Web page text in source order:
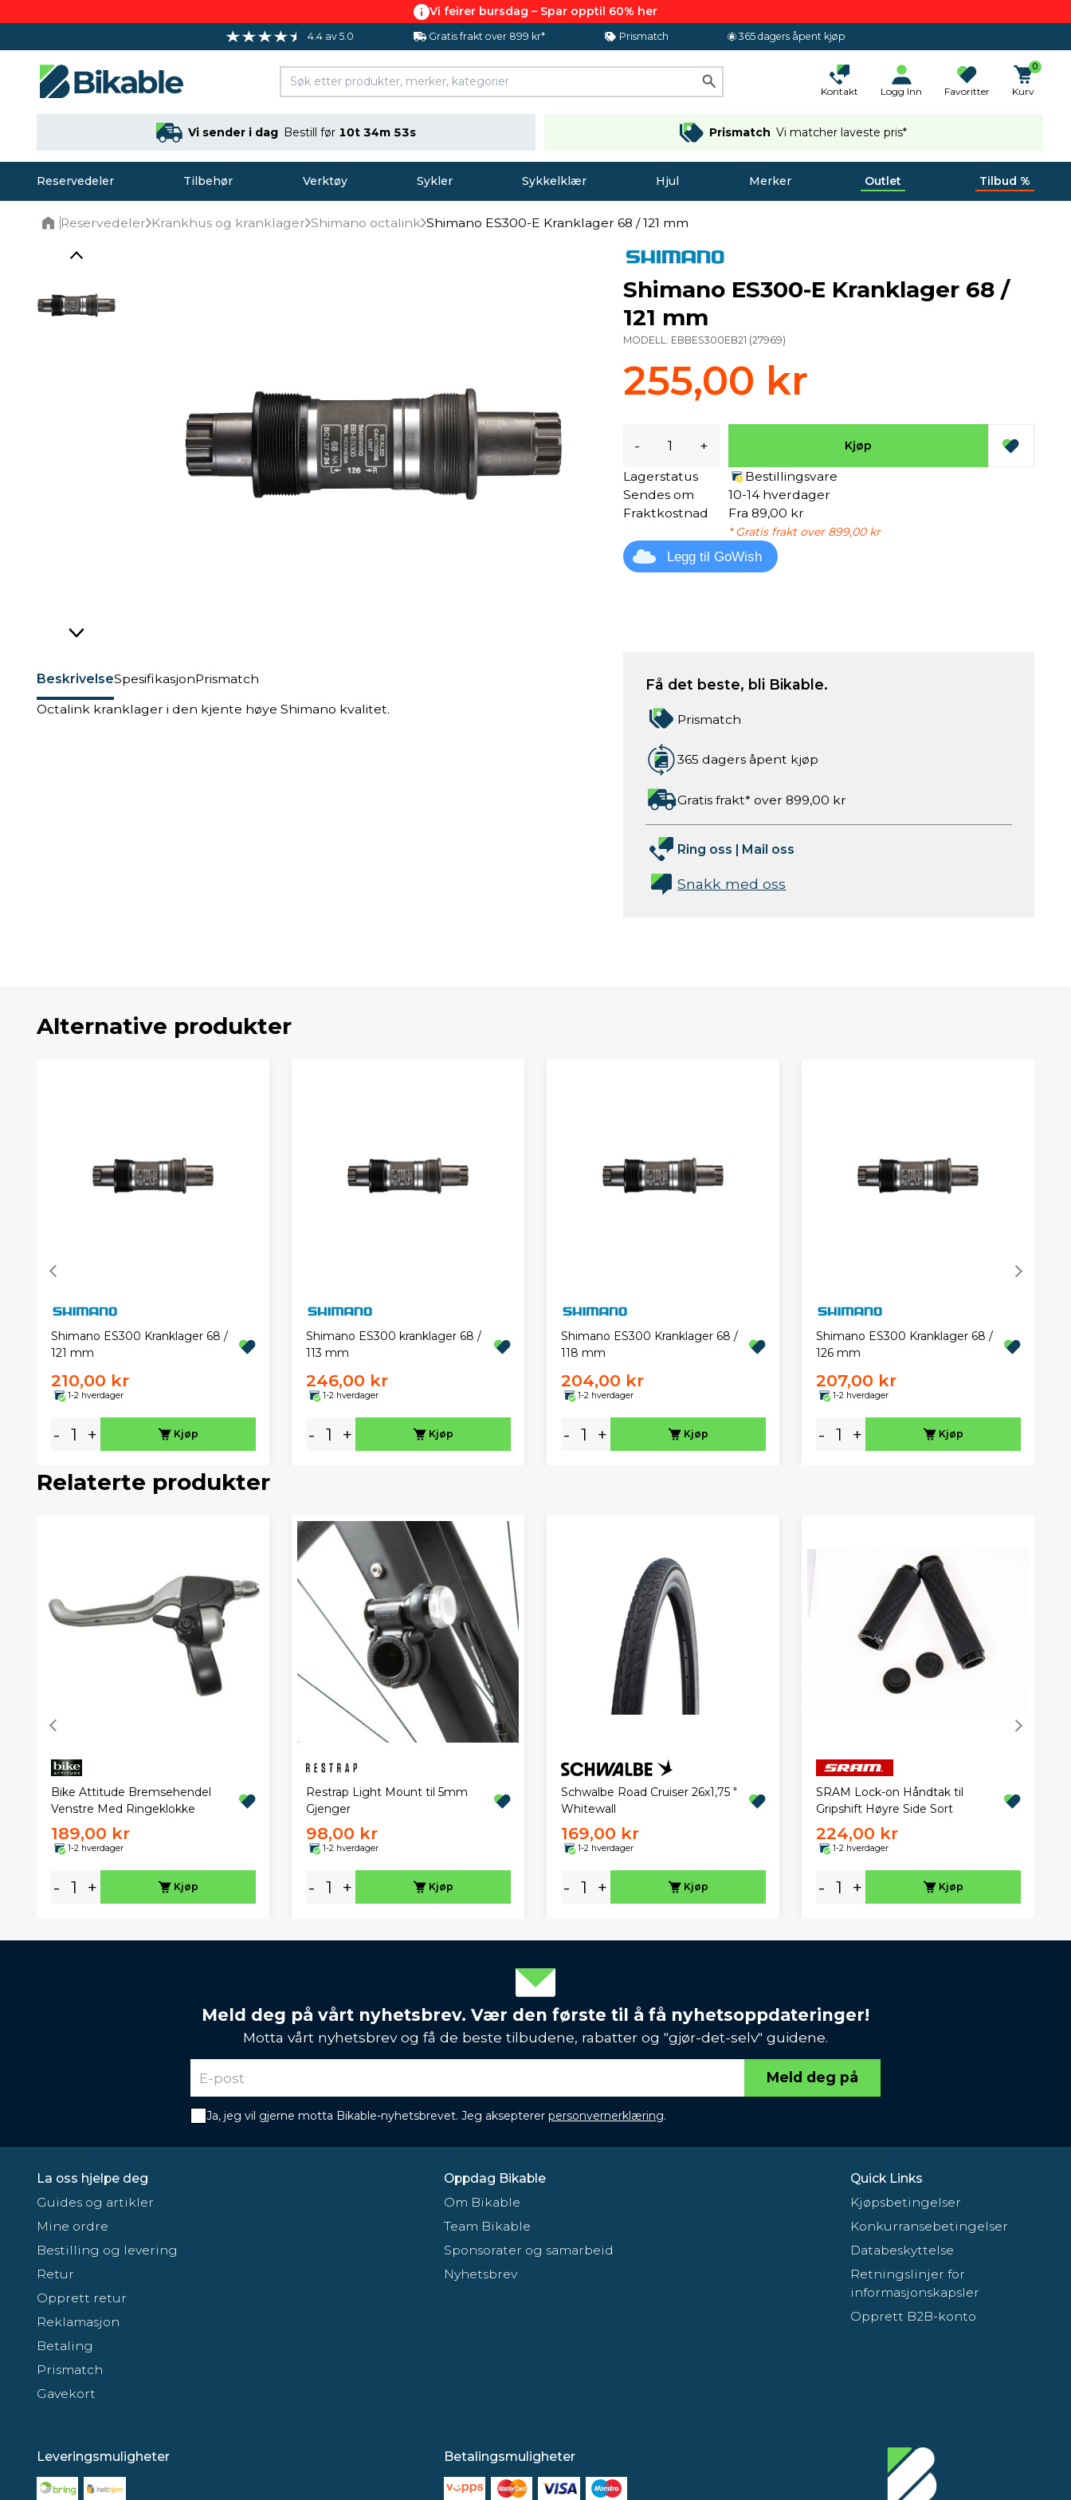
Vi feirer bursdag – Spar opptil 60% her
4.4 av 5.0 Gratis frakt over 899 kr* Prismatch 365 dagers åpent kjøp
Kontakt Logg Inn Favoritter
0
Kurv
Vi sender i dag Bestill før 10t 34m 52s Prismatch Vi matcher laveste pris*
Reservedeler Tilbehør Verktøy Sykler Sykkelklær Hjul Merker Outlet Tilbud %
Reservedeler Krankhus og kranklager Shimano octalink Shimano ES300-E Kranklager 68 / 121 mm
BeskrivelseSpesifikasjonPrismatch
Octalink kranklager i den kjente høye Shimano kvalitet.
Shimano ES300-E Kranklager 68 /
121 mm
MODELL: EBBES300EB21 (27969)
255,00 kr
- + Kjøp
Lagerstatus
Bestillingsvare
Sendes om
10-14 hverdager
Fraktkostnad
Fra 89,00 kr
* Gratis frakt over 899,00 kr
Legg til GoWish
Få det beste, bli Bikable.
Prismatch
365 dagers åpent kjøp
Gratis frakt* over 899,00 kr
Ring oss | Mail oss
Snakk med oss
Alternative produkter
Shimano ES300 Kranklager 68 /
121 mm
210,00 kr
1-2 hverdager
- + Kjøp
Shimano ES300 kranklager 68 /
113 mm
246,00 kr
1-2 hverdager
- + Kjøp
Shimano ES300 Kranklager 68 /
118 mm
204,00 kr
1-2 hverdager
- + Kjøp
Shimano ES300 Kranklager 68 /
126 mm
207,00 kr
1-2 hverdager
- + Kjøp
Relaterte produkter
Bike Attitude Bremsehendel
Venstre Med Ringeklokke
189,00 kr
1-2 hverdager
- + Kjøp
Restrap Light Mount til 5mm
Gjenger
98,00 kr
1-2 hverdager
- + Kjøp
Schwalbe Road Cruiser 26x1,75 "
Whitewall
169,00 kr
1-2 hverdager
- + Kjøp
SRAM Lock-on Håndtak til
Gripshift Høyre Side Sort
224,00 kr
1-2 hverdager
- + Kjøp
Meld deg på vårt nyhetsbrev. Vær den første til å få nyhetsoppdateringer!
Motta vårt nyhetsbrev og få de beste tilbudene, rabatter og "gjør-det-selv" guidene.
Meld deg på
Ja, jeg vil gjerne motta Bikable-nyhetsbrevet. Jeg aksepterer personvernerklæring.
La oss hjelpe deg
Guides og artikler
Mine ordre
Bestilling og levering
Retur
Opprett retur
Reklamasjon
Betaling
Prismatch
Gavekort
Oppdag Bikable
Om Bikable
Team Bikable
Sponsorater og samarbeid
Nyhetsbrev
Quick Links
Kjøpsbetingelser
Konkurransebetingelser
Databeskyttelse
Retningslinjer for
informasjonskapsler
Opprett B2B-konto
Leveringsmuligheter Betalingsmuligheter